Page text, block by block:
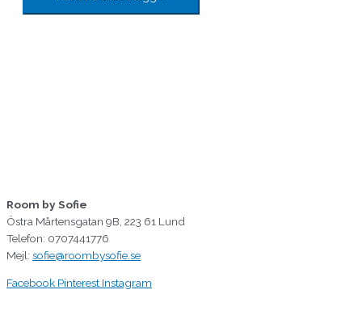
Room by Sofie
Östra Mårtensgatan 9B, 223 61 Lund
Telefon: 0707441776
Mejl: sofie@roombysofie.se
Facebook Pinterest Instagram